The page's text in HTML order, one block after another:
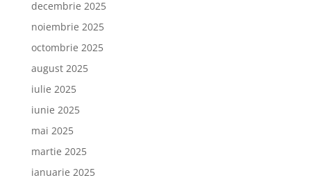
decembrie 2025
noiembrie 2025
octombrie 2025
august 2025
iulie 2025
iunie 2025
mai 2025
martie 2025
ianuarie 2025